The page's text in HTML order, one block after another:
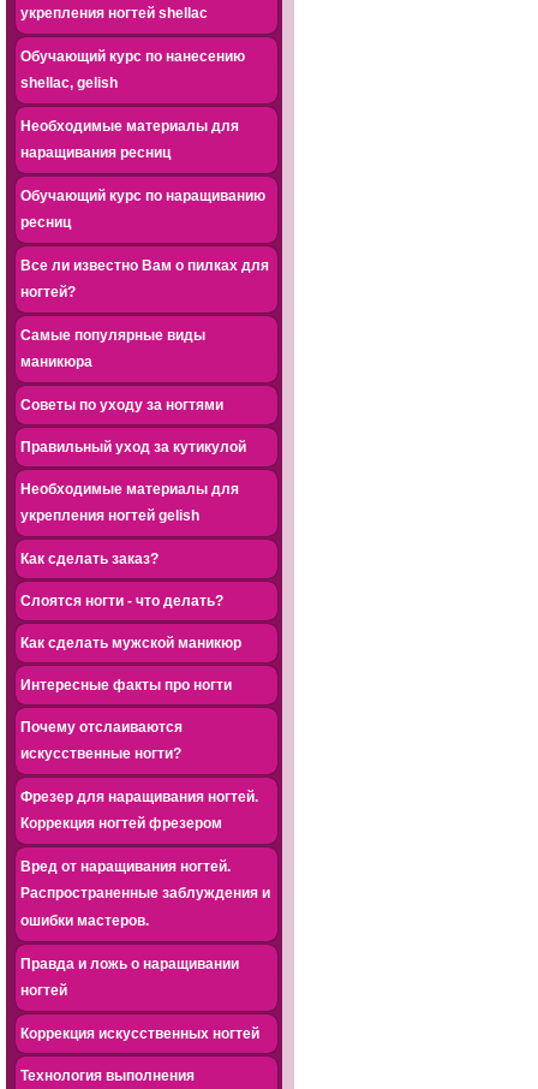
укрепления ногтей shellac
Обучающий курс по нанесению
shellac, gelish
Необходимые материалы для
наращивания ресниц
Обучающий курс по наращиванию
ресниц
Все ли известно Вам о пилках для
ногтей?
Самые популярные виды
маникюра
Советы по уходу за ногтями
Правильный уход за кутикулой
Необходимые материалы для
укрепления ногтей gelish
Как сделать заказ?
Слоятся ногти - что делать?
Как сделать мужской маникюр
Интересные факты про ногти
Почему отслаиваются
искусственные ногти?
Фрезер для наращивания ногтей.
Коррекция ногтей фрезером
Вред от наращивания ногтей.
Распространенные заблуждения и
ошибки мастеров.
Правда и ложь о наращивании
ногтей
Коррекция искусственных ногтей
Технология выполнения